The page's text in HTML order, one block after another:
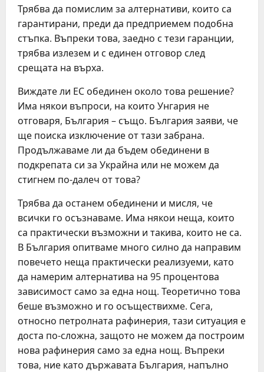
Трябва да помислим за алтернативи, които са
гарантирани, преди да предприемем подобна
стъпка. Въпреки това, заедно с тези гаранции,
трябва излезем и с единен отговор след
срещата на върха.
Виждате ли ЕС обединен около това решение?
Има някои въпроси, на които Унгария не
отговаря, България – също. България заяви, че
ще поиска изключение от тази забрана.
Продължаваме ли да бъдем обединени в
подкрепата си за Украйна или не можем да
стигнем по-далеч от това?
Трябва да останем обединени и мисля, че
всички го осъзнаваме. Има някои неща, които
са практически възможни и такива, които не са.
В България опитваме много силно да направим
повечето неща практически реализуеми, като
да намерим алтернатива на 95 процентова
зависимост само за една нощ. Теоретично това
беше възможно и го осъществихме. Сега,
относно петролната рафинерия, тази ситуация е
доста по-сложна, защото не можем да построим
нова рафинерия само за една нощ. Въпреки
това, ние като държавата България, напълно